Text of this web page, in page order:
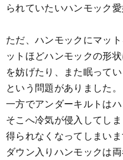
られていたいハンモック
ただ、ハンモックにマッ
ットほどハンモックの形
を妨げたり、また眠って
という問題がありました。
一方でアンダーキルトは
そこへ冷気が侵入してし
得られなくなってしまいま
ダウン入りハンモックは